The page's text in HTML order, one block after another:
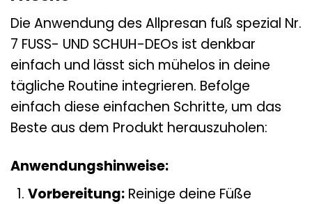
Die Anwendung des Allpresan fuß spezial Nr.
7 FUSS- UND SCHUH-DEOs ist denkbar
einfach und lässt sich mühelos in deine
tägliche Routine integrieren. Befolge
einfach diese einfachen Schritte, um das
Beste aus dem Produkt herauszuholen:
Anwendungshinweise:
Vorbereitung:Reinige deine Füße